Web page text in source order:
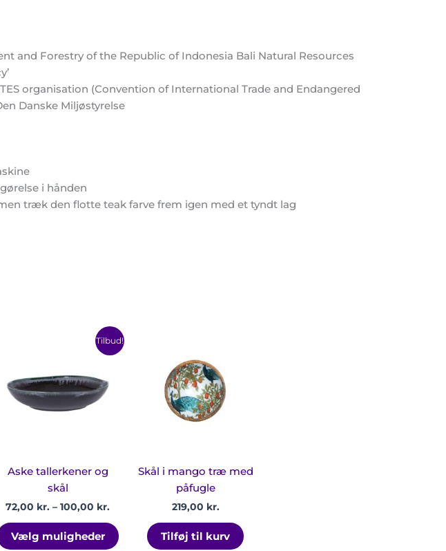
and Forestry of the Republic of Indonesia Bali Natural Resources
organisation (Convention of International Trade and Endangered
Danske Miljøstyrelse
i hånden
træk den flotte teak farve frem igen med et tyndt lag
kr..
Tilbud!
Aske tallerkener og
skål
72,00 kr. – 100,00 kr.
Prisinterval:
72,00 kr.
til
Vælg muligheder
Dette
vare
varianter.
Mulighederne
Skål i mango træ med
påfugle
219,00 kr.
Tilføj til kurv